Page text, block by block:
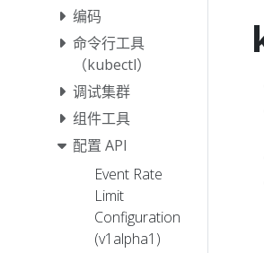
编码
命令行工具
（kubectl）
调试集群
组件工具
配置 API
Event Rate
Limit
Configuration
(v1alpha1)